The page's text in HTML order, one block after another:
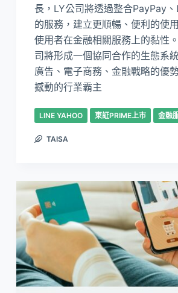
長，LY公司將透過整合PayPay
的服務，建立更順暢、便利的使
使用者在金融相關服務上的黏性
司將形成一個協同合作的生態系
廣告、電子商務、金融戰略的優
撼動的行業霸主
LINE YAHOO 東証PRIME上市 金融
TAISA